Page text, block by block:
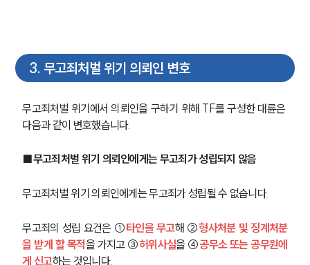
3. 무고죄처벌 위기 의뢰인 변호
무고죄처벌 위기에서 의뢰인을 구하기 위해 TF를 구성한 대륜은
다음과 같이 변호했습니다.
■무고죄처벌 위기 의뢰인에게는 무고죄가 성립되지 않음
무고죄처벌 위기 의뢰인에게는 무고죄가 성립될 수 없습니다.
무고죄의 성립 요건은 ①타인을 무고해 ②형사처분 및 징계처분
을 받게 할 목적을 가지고 ③허위사실을 ④공무소 또는 공무원에
게 신고하는 것입니다.